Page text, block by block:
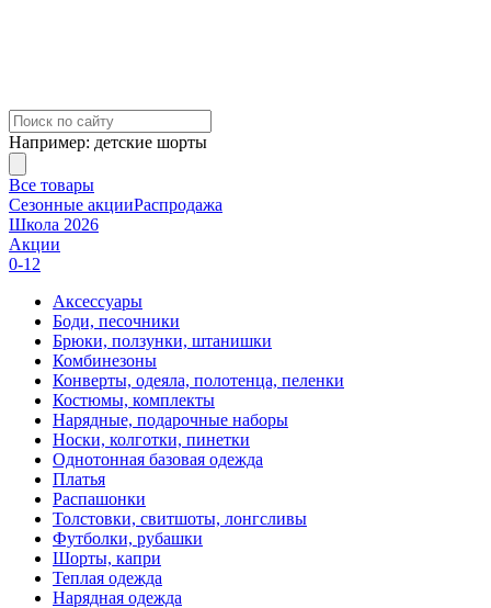
Например: детские шорты
Все товары
Сезонные акцииРаспродажа
Школа 2026
Акции
0-12
Аксессуары
Боди, песочники
Брюки, ползунки, штанишки
Комбинезоны
Конверты, одеяла, полотенца, пеленки
Костюмы, комплекты
Нарядные, подарочные наборы
Носки, колготки, пинетки
Однотонная базовая одежда
Платья
Распашонки
Толстовки, свитшоты, лонгсливы
Футболки, рубашки
Шорты, капри
Теплая одежда
Нарядная одежда